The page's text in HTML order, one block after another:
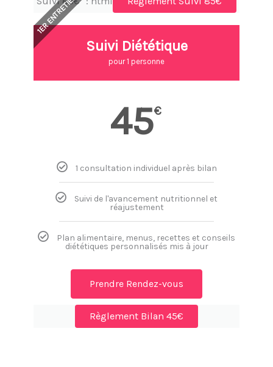
1ER ENTRETIEN
Suivi Diététique
pour 1 personne
45€
1 consultation individuel après bilan
Suivi de l'avancement nutritionnel et
réajustement
Plan alimentaire, menus, recettes et conseils
diététiques personnalisés mis à jour
Prendre Rendez-vous
Règlement Bilan 45€